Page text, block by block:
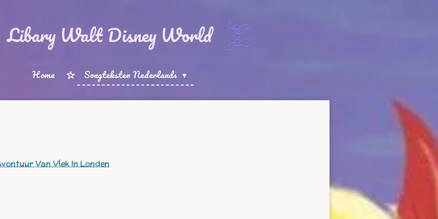
Libary Walt Disney World
Home Songteksten Nederlands
Van Vlek In Londen